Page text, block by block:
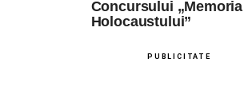
Concursului „Memoria
Holocaustului”
PUBLICITATE